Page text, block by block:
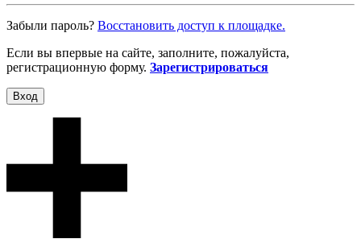
Забыли пароль? Восcтановить доступ к площадке.
Если вы впервые на сайте, заполните, пожалуйста,
регистрационную форму. Зарегистрироваться
Вход